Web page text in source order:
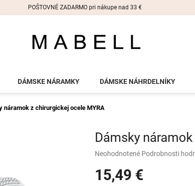
POŠTOVNÉ ZADARMO pri nákupe nad 33 €
DÁMSKE NÁRAMKY DÁMSKE NÁHRDELNÍKY
náramok z chirurgickej ocele MYRA
Dámsky
Priemerné
produktu
je
Neohodnotené Podrobnosti
15,49 €